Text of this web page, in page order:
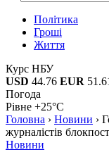
Політика
Гроші
Життя
Курс НБУ
USD 44.76 EUR
Погода
Рівне +25°C
Головна › Новини ›
журналістів
Новини